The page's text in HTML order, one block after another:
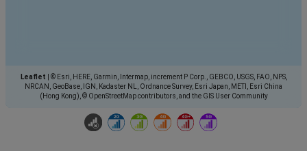
Leaflet
© Esri, HERE, Garmin, Intermap, increment P Corp., GEBCO, USGS, FAO, NPS,
NRCAN, GeoBase, IGN, Kadaster NL, Ordnance Survey, Esri Japan, METI, Esri China
(Hong Kong), © OpenStreetMap contributors, and the GIS User Community